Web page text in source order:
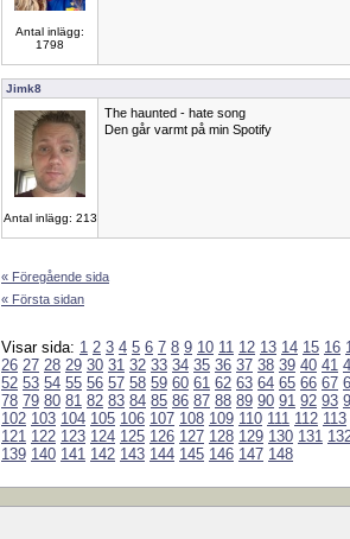
Antal inlägg:
1798
Jimk8
Antal inlägg: 213
The haunted - hate song
Den går varmt på min Spotify
« Föregående sida
« Första sidan
Visar sida: 1 2 3 4 5 6 7 8 9 10 11 12 13 14 15 16
26 27 28 29 30 31 32 33 34 35 36 37 38 39 40 41
52 53 54 55 56 57 58 59 60 61 62 63 64 65 66 67
78 79 80 81 82 83 84 85 86 87 88 89 90 91 92 93
102 103 104 105 106 107 108 109 110 111 112 113
121 122 123 124 125 126 127 128 129 130 131
139 140 141 142 143 144 145 146 147 148